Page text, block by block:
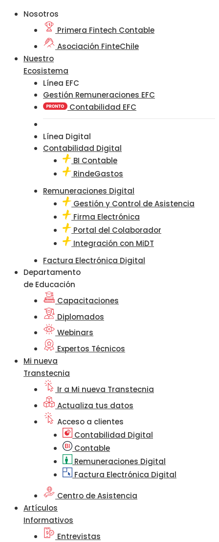
Nosotros
Primera Fintech Contable
Asociación FinteChile
Nuestro
Ecosistema
Línea EFC
Gestión Remuneraciones EFC
Contabilidad EFC
Línea Digital
Contabilidad Digital
BI Contable
RindeGastos
Remuneraciones Digital
Gestión y Control de Asistencia
Firma Electrónica
Portal del Colaborador
Integración con MiDT
Factura Electrónica Digital
Departamento
de Educación
Capacitaciones
Diplomados
Webinars
Expertos Técnicos
Mi nueva
Transtecnia
Ir a Mi nueva Transtecnia
Actualiza tus datos
Acceso a clientes
Contabilidad Digital
Contable
Remuneraciones Digital
Factura Electrónica Digital
Centro de Asistencia
Artículos
Informativos
Entrevistas